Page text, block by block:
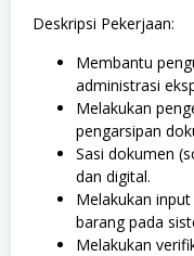
Deskripsi Pekerjaan:
Membantu
administrasi
Melakukan
pengarsipan
Sasi dokumen
dan digital.
Melakukan
barang pada
Melakukan